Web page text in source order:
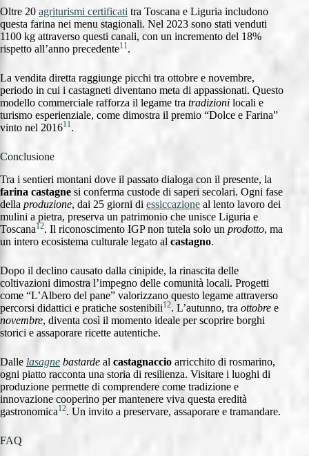
Oltre 20 agriturismi certificati tra Toscana e Liguria includono
questa farina nei menu stagionali. Nel 2023 sono stati venduti
1100 kg attraverso questi canali, con un incremento del 18%
rispetto all’anno precedente11.
La vendita diretta raggiunge picchi tra ottobre e novembre,
periodo in cui i castagneti diventano meta di appassionati. Questo
modello commerciale rafforza il legame tra tradizioni locali e
turismo esperienziale, come dimostra il premio “Dolce e Farina”
vinto nel 201611.
Conclusione
Tra i sentieri montani dove il passato dialoga con il presente, la
farina castagne si conferma custode di saperi secolari. Ogni fase
della produzione, dai 25 giorni di essiccazione al lento lavoro dei
mulini a pietra, preserva un patrimonio che unisce Liguria e
Toscana12. Il riconoscimento IGP non tutela solo un prodotto, ma
un intero ecosistema culturale legato al castagno.
Dopo il declino causato dalla cinipide, la rinascita delle
coltivazioni dimostra l’impegno delle comunità locali. Progetti
come “L’Albero del pane” valorizzano questo legame attraverso
percorsi didattici e pratiche sostenibili12. L’autunno, tra ottobre e
novembre, diventa così il momento ideale per scoprire borghi
storici e assaporare ricette autentiche.
Dalle lasagne bastarde al castagnaccio arricchito di rosmarino,
ogni piatto racconta una storia di resilienza. Visitare i luoghi di
produzione permette di comprendere come tradizione e
innovazione cooperino per mantenere viva questa eredità
gastronomica12. Un invito a preservare, assaporare e tramandare.
FAQ